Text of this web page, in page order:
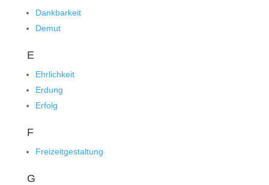
Dankbarkeit
Demut
E
Ehrlichkeit
Erdung
Erfolg
F
Freizeitgestaltung
G